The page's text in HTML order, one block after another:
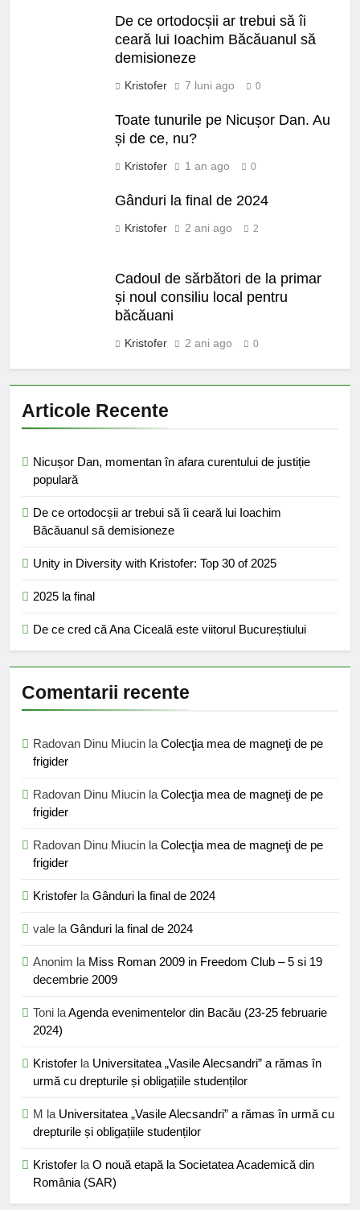
De ce ortodocșii ar trebui să îi
ceară lui Ioachim Băcăuanul să
demisioneze
Kristofer 7 luni ago 0
Toate tunurile pe Nicușor Dan. Au
și de ce, nu?
Kristofer 1 an ago 0
Gânduri la final de 2024
Kristofer 2 ani ago 2
Cadoul de sărbători de la primar
și noul consiliu local pentru
băcăuani
Kristofer 2 ani ago 0
Articole Recente
Nicușor Dan, momentan în afara curentului de justiție
populară
De ce ortodocșii ar trebui să îi ceară lui Ioachim
Băcăuanul să demisioneze
Unity in Diversity with Kristofer: Top 30 of 2025
2025 la final
De ce cred că Ana Ciceală este viitorul Bucureștiului
Comentarii recente
Radovan Dinu Miucin la Colecţia mea de magneţi de pe
frigider
Radovan Dinu Miucin la Colecţia mea de magneţi de pe
frigider
Radovan Dinu Miucin la Colecţia mea de magneţi de pe
frigider
Kristofer la Gânduri la final de 2024
vale la Gânduri la final de 2024
Anonim la Miss Roman 2009 in Freedom Club – 5 si 19
decembrie 2009
Toni laAgenda evenimentelor din Bacău (23-25 februarie
2024)
Kristofer la Universitatea „Vasile Alecsandri” a rămas în
urmă cu drepturile și obligațiile studenților
M la Universitatea „Vasile Alecsandri” a rămas în urmă cu
drepturile și obligațiile studenților
Kristofer la O nouă etapă la Societatea Academică din
România (SAR)